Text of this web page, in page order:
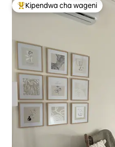
Kipendwa maarufu cha wageni
Kipendwa cha wageni